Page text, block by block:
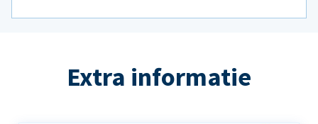
Extra informatie